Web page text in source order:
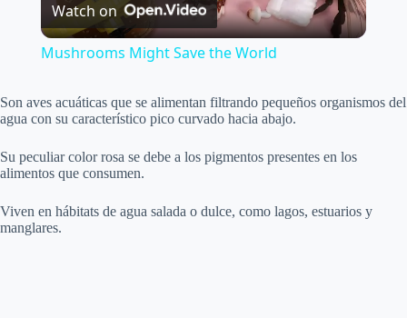
l
Watch on
Mushrooms Might Save the World
Son aves acuáticas que se alimentan filtrando pequeños organismos del
agua con su característico pico curvado hacia abajo.
Su peculiar color rosa se debe a los pigmentos presentes en los
alimentos que consumen.
Viven en hábitats de agua salada o dulce, como lagos, estuarios y
manglares.